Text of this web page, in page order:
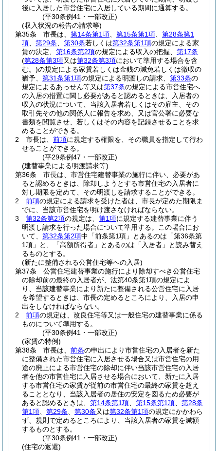
後に入居した市営住宅に入居している期間に通算する。
(平30条例41・一部改正)
(収入状況の報告の請求等)
第35条
市長は、 第14条第1項 第15条第1項
第28条第1
項
第29条 第30条若しくは第32条第1項の規定による家
賃の決定、 第16条第2項の規定による収入の把握、 第17条
(第28条第3項又は第32条第3項において準用する場合を含
む。)の規定による家賃若しくは金銭の減免若しくは徴収の
猶予、 第31条第1項の規定による明渡しの請求、 第33条の
規定によるあっせん等又は第37条の規定による市営住宅へ
の入居の措置に関し必要があると認めるときは、入居者の
収入の状況について、当該入居者若しくはその雇主、その
取引先その他の関係人に報告を求め、又は官公署に必要な
書類を閲覧させ、若しくはその内容を記録させることを求
めることができる。
2
市長は、 前項に規定する権限を、その職員を指定して行わ
せることができる。
(平29条例47・一部改正)
(建替事業による明渡請求等)
第36条
市長は、市営住宅建替事業の施行に伴い、必要があ
ると認めるときは、除却しようとする市営住宅の入居者に
対し期限を定めて、その明渡しを請求することができる。
2
前項の規定による請求を受けた者は、市長が定めた期限ま
でに、当該市営住宅を明け渡さなければならない。
3
第32条第2項の規定は、 第1項に規定する建替事業に伴う
明渡し請求を行った場合について準用する。
この場合にお
いて、 第32条第2項中「前条第1項」とあるのは「第36条第
1項」と、「高額所得者」とあるのは「入居者」と読み替え
るものとする。
(新たに整備される公営住宅等への入居)
第37条
公営住宅建替事業の施行により除却すべき公営住宅
の除却前の最終の入居者が、法第40条第1項の規定によ
り、当該建替事業により新たに整備される公営住宅に入居
を希望するときは、市長の定めるところにより、入居の申
出をしなければならない。
2
前項の規定は、改良住宅等又は一般住宅の建替事業に係る
ものについて準用する。
(平30条例41・一部改正)
(家賃の特例)
第38条
市長は、 前条の申出により市営住宅の入居者を新た
に整備された市営住宅に入居させる場合又は市営住宅の用
途の廃止による市営住宅の除却に伴い当該市営住宅の入居
者を他の市営住宅に入居させる場合において、新たに入居
する市営住宅の家賃が従前の市営住宅の最終の家賃を超え
ることとなり、当該入居者の居住の安定を図るため必要が
あると認めるときは、 第14条第1項 第15条第1項
第28条
第1項
第29条 第30条又は第32条第1項の規定にかかわら
ず、規則で定めるところにより、当該入居者の家賃を減額
するものとする。
(平30条例41・一部改正)
(住宅の返還)